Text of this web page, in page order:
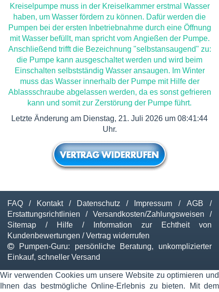
Kreiselpumpe muss in der Kreiselkammer erstmal Wasser
haben, um Wasser fördern zu können. Dafür werden die
Pumpen bei der ersten Inbetriebnahme durch eine Öffnung
mit Wasser befüllt, man spricht vom Angießen der Pumpe.
Anschließend trifft die Bezeichnung "selbstansaugend" zu:
die Pumpe kann ausgeschaltet werden und wird beim
Einschalten selbstständig Wasser ansaugen. Im Winter
muss das Wasser innerhalb der Pumpe mit Hilfe der
Ablassschraube abgelassen werden, da es sonst gefrieren
kann und somit zur Zerstörung der Pumpe führt.
Letzte Änderung am Dienstag, 21. Juli 2026 um 08:41:44
Uhr.
FAQ / Kontakt / Datenschutz / Impressum / AGB
/
Erstattungsrichtlinien
/ Versandkosten/Zahlungsweisen
/
Sitemap
/ Hilfe /
Information zur Echtheit von
Kundenbewertungen / Vertrag widerrufen
Pumpen-Guru: persönliche Beratung, unkomplizierter
Einkauf, schneller Versand
Wir verwenden Cookies um unsere Website zu optimieren und
Ihnen das bestmögliche Online-Erlebnis zu bieten. Mit dem